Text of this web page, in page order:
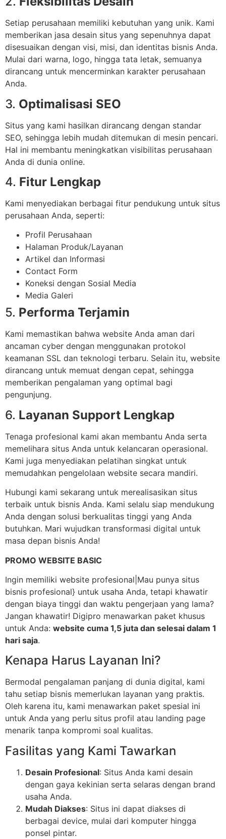
Setiap perusahaan memiliki kebutuhan yang unik. Kami
memberikan jasa desain situs yang sepenuhnya dapat
disesuaikan dengan visi, misi, dan identitas bisnis Anda.
Mulai dari warna, logo, hingga tata letak, semuanya
dirancang untuk mencerminkan karakter perusahaan
Anda.
3. Optimalisasi SEO
Situs yang kami hasilkan dirancang dengan standar
SEO, sehingga lebih mudah ditemukan di mesin pencari.
Hal ini membantu meningkatkan visibilitas perusahaan
Anda di dunia online.
4. Fitur Lengkap
Kami menyediakan berbagai fitur pendukung untuk situs
perusahaan Anda, seperti:
Profil Perusahaan
Halaman Produk/Layanan
Artikel dan Informasi
Contact Form
Koneksi dengan Sosial Media
Media Galeri
5. Performa Terjamin
Kami memastikan bahwa website Anda aman dari
ancaman cyber dengan menggunakan protokol
keamanan SSL dan teknologi terbaru. Selain itu, website
dirancang untuk memuat dengan cepat, sehingga
memberikan pengalaman yang optimal bagi
pengunjung.
6. Layanan Support Lengkap
Tenaga profesional kami akan membantu Anda serta
memelihara situs Anda untuk kelancaran operasional.
Kami juga menyediakan pelatihan singkat untuk
memudahkan pengelolaan website secara mandiri.
Hubungi kami sekarang untuk merealisasikan situs
terbaik untuk bisnis Anda. Kami selalu siap mendukung
Anda dengan solusi berkualitas tinggi yang Anda
butuhkan. Mari wujudkan transformasi digital untuk
masa depan bisnis Anda!
PROMO WEBSITE BASIC
Ingin memiliki website profesional|Mau punya situs
bisnis profesional} untuk usaha Anda, tetapi khawatir
dengan biaya tinggi dan waktu pengerjaan yang lama?
Jangan khawatir! Digipro menawarkan paket khusus
untuk Anda: website cuma 1,5 juta dan selesai dalam 1
hari saja.
Kenapa Harus Layanan Ini?
Bermodal pengalaman panjang di dunia digital, kami
tahu setiap bisnis memerlukan layanan yang praktis.
Oleh karena itu, kami menawarkan paket spesial ini
untuk Anda yang perlu situs profil atau landing page
menarik tanpa kompromi soal kualitas.
Fasilitas yang Kami Tawarkan
Desain Profesional: Situs Anda kami desain
dengan gaya kekinian serta selaras dengan brand
usaha Anda.
Mudah Diakses: Situs ini dapat diakses di
berbagai device, mulai dari komputer hingga
ponsel pintar.